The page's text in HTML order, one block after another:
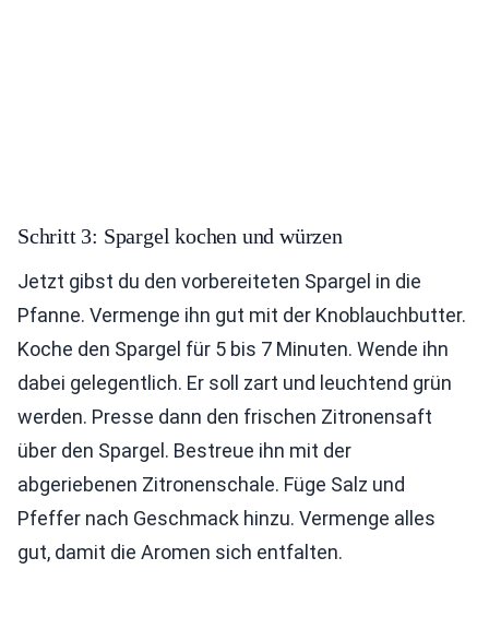
Schritt 3: Spargel kochen und würzen
Jetzt gibst du den vorbereiteten Spargel in die
Pfanne. Vermenge ihn gut mit der Knoblauchbutter.
Koche den Spargel für 5 bis 7 Minuten. Wende ihn
dabei gelegentlich. Er soll zart und leuchtend grün
werden. Presse dann den frischen Zitronensaft
über den Spargel. Bestreue ihn mit der
abgeriebenen Zitronenschale. Füge Salz und
Pfeffer nach Geschmack hinzu. Vermenge alles
gut, damit die Aromen sich entfalten.